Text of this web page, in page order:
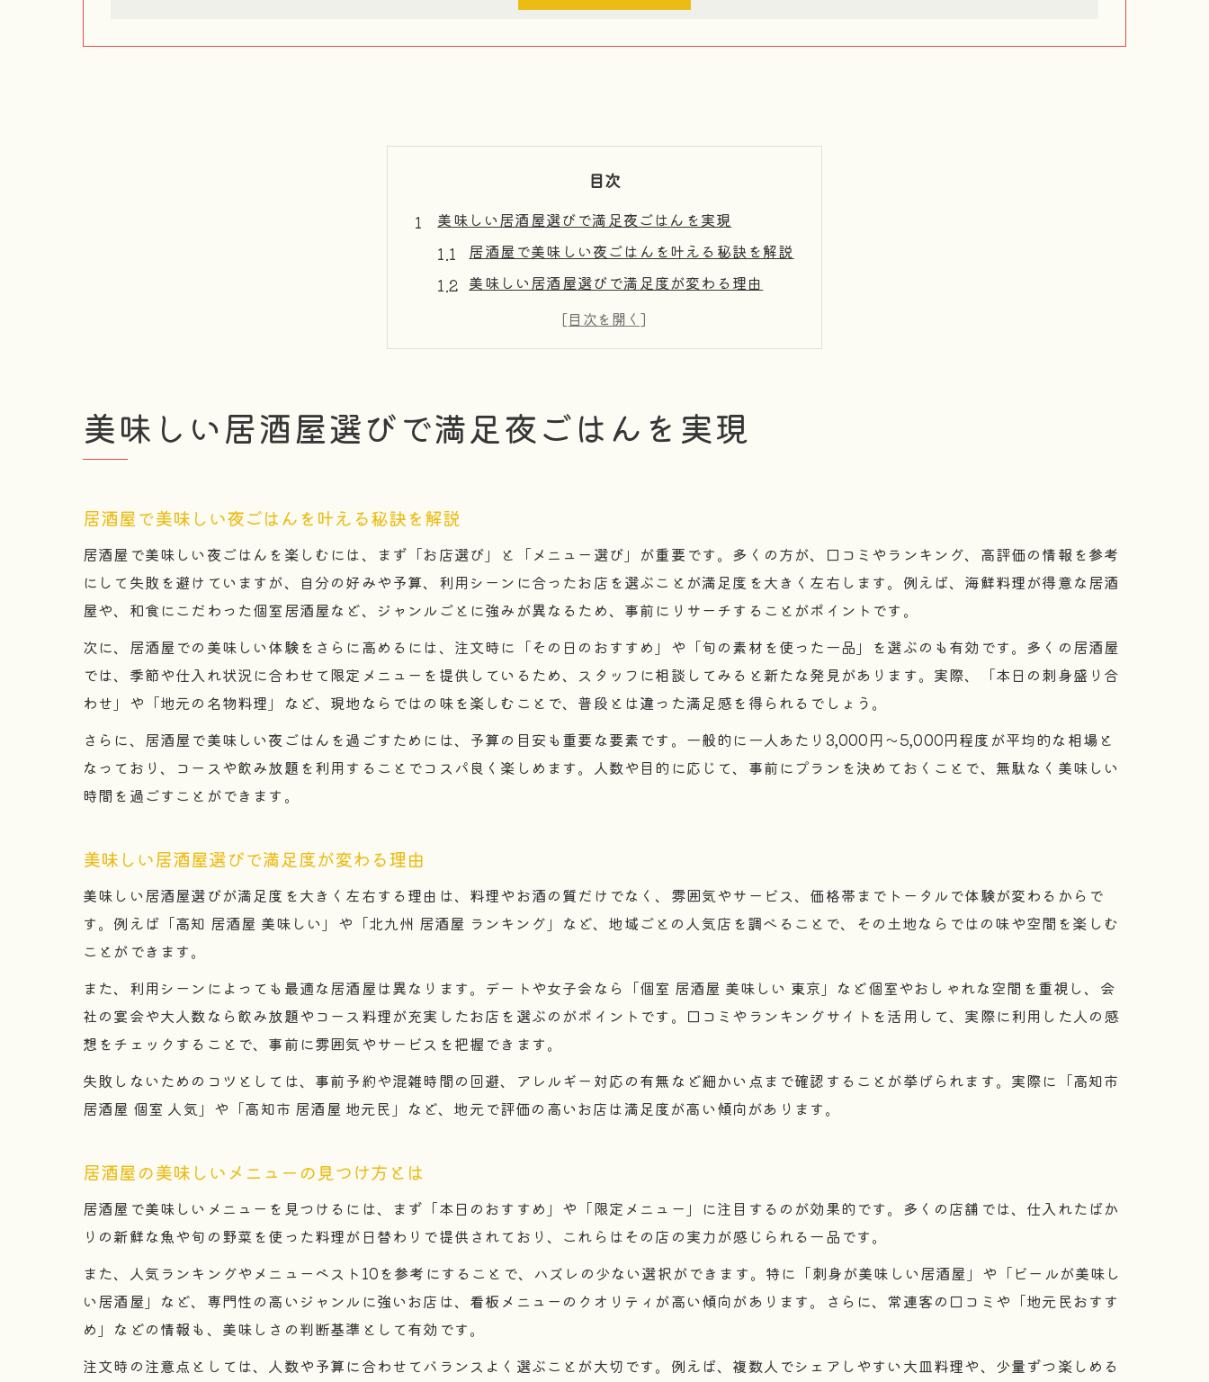
目次
美味しい居酒屋選びで満足夜ごはんを実現
居酒屋で美味しい夜ごはんを叶える秘訣を解説
美味しい居酒屋選びで満足度が変わる理由
居酒屋の美味しいメニューの見つけ方とは
口コミから学ぶ居酒屋美味しい店の選び方
居酒屋の絶品メニューを堪能する秘訣
居酒屋で絶品メニューを選ぶコツと工夫
美味しい居酒屋で後悔しない注文ポイント
美味しい居酒屋を予算内で楽しむポイント
予算別美味しい居酒屋の選び方ガイド
美味しい居酒屋体験に役立つ予算の考え方
美味しい居酒屋時間の過ごし方アイデア集
美味しい居酒屋の体験談が教える選び方
居酒屋美味しいメニューで感動した実例紹介
居酒屋の美味しい体験談から得るヒント集
リアルな美味しい居酒屋体験を徹底解説
美味しい居酒屋ならではのおすすめメニュー
居酒屋美味しい料理ランキングの傾向分析
美味しい居酒屋選びで満足夜ごはんを実現
居酒屋で美味しい夜ごはんを叶える秘訣を解説
居酒屋で美味しい夜ごはんを楽しむには、まず「お店選び」と「メニュー選び」が重要です。多くの方が、口コミやランキング、高評価の情報を参考
にして失敗を避けていますが、自分の好みや予算、利用シーンに合ったお店を選ぶことが満足度を大きく左右します。例えば、海鮮料理が得意な居酒
屋や、和食にこだわった個室居酒屋など、ジャンルごとに強みが異なるため、事前にリサーチすることがポイントです。
次に、居酒屋での美味しい体験をさらに高めるには、注文時に「その日のおすすめ」や「旬の素材を使った一品」を選ぶのも有効です。多くの居酒屋
では、季節や仕入れ状況に合わせて限定メニューを提供しているため、スタッフに相談してみると新たな発見があります。実際、「本日の刺身盛り合
わせ」や「地元の名物料理」など、現地ならではの味を楽しむことで、普段とは違った満足感を得られるでしょう。
さらに、居酒屋で美味しい夜ごはんを過ごすためには、予算の目安も重要な要素です。一般的に一人あたり3,000円～5,000円程度が平均的な相場と
なっており、コースや飲み放題を利用することでコスパ良く楽しめます。人数や目的に応じて、事前にプランを決めておくことで、無駄なく美味しい
時間を過ごすことができます。
美味しい居酒屋選びで満足度が変わる理由
美味しい居酒屋選びが満足度を大きく左右する理由は、料理やお酒の質だけでなく、雰囲気やサービス、価格帯までトータルで体験が変わるからで
す。例えば「高知 居酒屋 美味しい」や「北九州 居酒屋 ランキング」など、地域ごとの人気店を調べることで、その土地ならではの味や空間を楽しむ
ことができます。
また、利用シーンによっても最適な居酒屋は異なります。デートや女子会なら「個室 居酒屋 美味しい 東京」など個室やおしゃれな空間を重視し、会
社の宴会や大人数なら飲み放題やコース料理が充実したお店を選ぶのがポイントです。口コミやランキングサイトを活用して、実際に利用した人の感
想をチェックすることで、事前に雰囲気やサービスを把握できます。
失敗しないためのコツとしては、事前予約や混雑時間の回避、アレルギー対応の有無など細かい点まで確認することが挙げられます。実際に「高知市
居酒屋 個室 人気」や「高知市 居酒屋 地元民」など、地元で評価の高いお店は満足度が高い傾向があります。
居酒屋の美味しいメニューの見つけ方とは
居酒屋で美味しいメニューを見つけるには、まず「本日のおすすめ」や「限定メニュー」に注目するのが効果的です。多くの店舗では、仕入れたばか
りの新鮮な魚や旬の野菜を使った料理が日替わりで提供されており、これらはその店の実力が感じられる一品です。
また、人気ランキングやメニューベスト10を参考にすることで、ハズレの少ない選択ができます。特に「刺身が美味しい居酒屋」や「ビールが美味し
い居酒屋」など、専門性の高いジャンルに強いお店は、看板メニューのクオリティが高い傾向があります。さらに、常連客の口コミや「地元民おすす
め」などの情報も、美味しさの判断基準として有効です。
注文時の注意点としては、人数や予算に合わせてバランスよく選ぶことが大切です。例えば、複数人でシェアしやすい大皿料理や、少量ずつ楽しめる
お問い合わせはこちら
お問い合わせはこちら